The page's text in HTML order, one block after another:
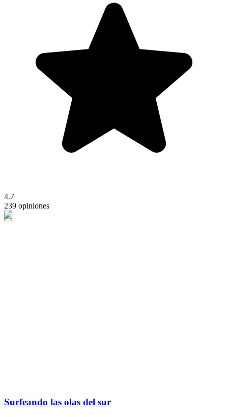
4.7
239 opiniones
Surfeando las olas del sur